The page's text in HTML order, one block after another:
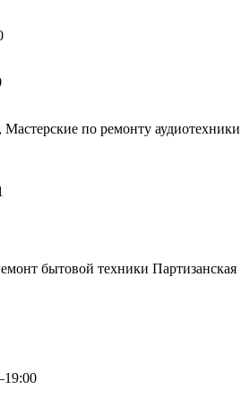
по ремонту аудиотехники
бытовой техники Партизанская